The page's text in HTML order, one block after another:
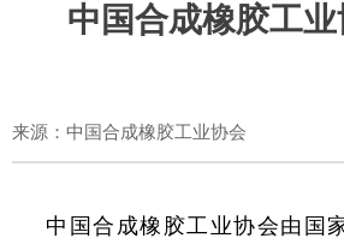
中国合成橡胶工
中国合成橡胶工业协会由国
来源：中国合成橡胶工业协会